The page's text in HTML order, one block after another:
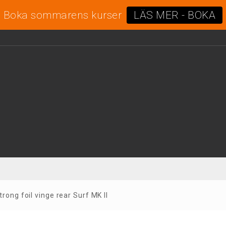
Boka sommarens kurser LÄS MER - BOKA
foil vinge rear Surf MK II